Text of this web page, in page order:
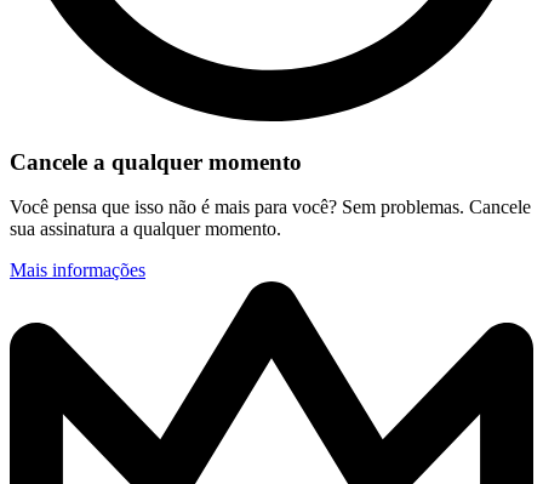
Cancele a qualquer momento
Você pensa que isso não é mais para você? Sem problemas. Cancele
sua assinatura a qualquer momento.
Mais informações